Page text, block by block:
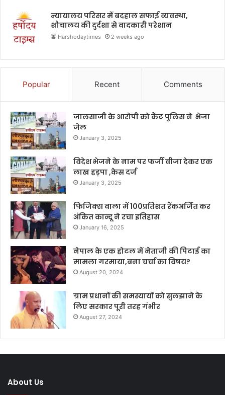
न्यायालय परिसर में बदहाल सफाई व्यवस्था,
शौचालय की दुर्दशा से वादकारी परेशान
Harshodaytimes 2 weeks ago
Popular Recent Comments
जालसाजी के आरोपी को कैंट पुलिस ने भेजा
जेल
January 3, 2025
विदेश भेजने के नाम पर फर्जी वीजा देकर एक
लाख हड़पा ,केस दर्ज
January 3, 2025
फिजिक्स वाला में 100प्रतिशत रैंकअर्जित कर
अंकित कान्दू ने रचा इतिहास
January 16, 2025
नेपाल के एक होटल में नेताजी की पिटाई का
मामला गरमाया,बना चर्चा का विषय?
August 20, 2024
ग्राम प्रधानों की समस्यायों को सुलझाने के
लिए सरकार पूरी तरह गंभीर
August 27, 2024
About Us